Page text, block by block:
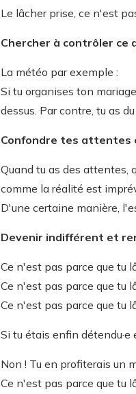
Le lâcher prise, ce n'est
Chercher à contrôler ce
La météo par exemple :
Si tu organises ton
dessus. Par contre, tu as
Confondre tes attentes
Quand tu as des attentes,
comme la réalité est
D'une certaine manière,
Devenir indifférent et
Ce n'est pas parce que tu
Ce n'est pas parce que tu
Ce n'est pas parce que tu
Si tu étais enfin
Non ! Tu en profiterais un
Ce n'est pas parce que tu